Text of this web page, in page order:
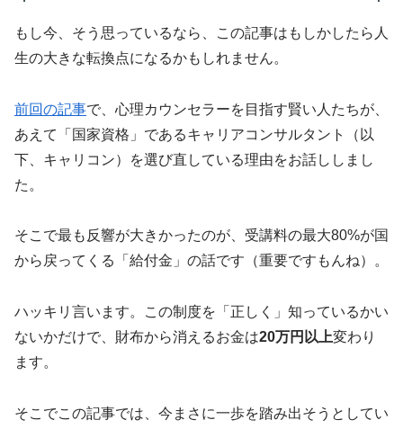
もし今、そう思っているなら、この記事はもしかしたら人
生の大きな転換点になるかもしれません。
前回の記事で、心理カウンセラーを目指す賢い人たちが、
あえて「国家資格」であるキャリアコンサルタント（以
下、キャリコン）を選び直している理由をお話ししまし
た。
そこで最も反響が大きかったのが、受講料の最大80%が国
から戻ってくる「給付金」の話です（重要ですもんね）。
ハッキリ言います。この制度を「正しく」知っているかい
ないかだけで、財布から消えるお金は20万円以上変わり
ます。
そこでこの記事では、今まさに一歩を踏み出そうとしてい